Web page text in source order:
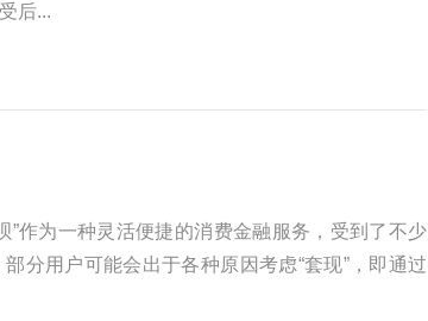
后...
”作为一种灵活便捷的消费金融服务，受到了不少
分用户可能会出于各种原因考虑“套现”，即通过